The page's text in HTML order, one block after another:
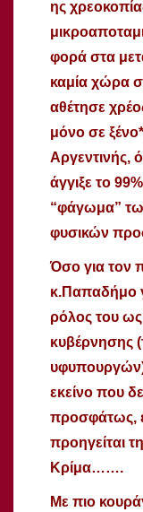
ης
φορά στα
καμία χώρα
αθέτησε
μόνο σε
Αργεντινής,
άγγιξε το
“φάγωμα”
φυσικών
Όσο για τον
κ.Παπαδήμο
ρόλος του ως
κυβέρνησης
υφυπουργών)
εκείνο που
προσφάτως,
προηγείται
Κρίμα…….
Με πιο